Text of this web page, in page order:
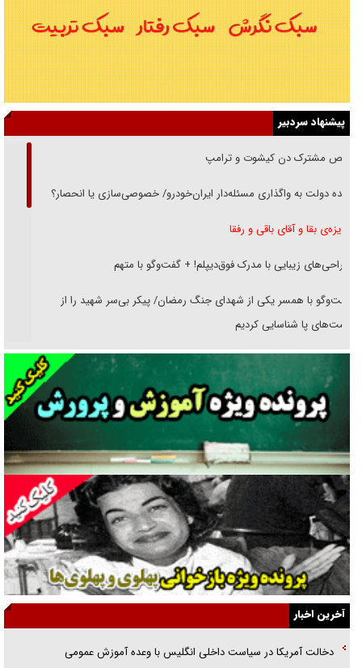
پیشنهاد سردبیر
رقص مشترک دن کیشوت و ترامپ
دنده دولت به واگذاری مسئله‌دار ایران‌خودرو/ خصوصی‌سازی یا انحصار؟
غریزه‌ی بقا و آقای باقی و رفقا
جراحی‌های زیبایی با مدرک فوق‌دیپلم! + گفت‌وگو با متهم
گفت‌وگو با همسر یکی از شهدای جنگ رمضان/ پیکر بی‌سر شهید را از
انگشت‌های پا شناسایی کردیم
نسلی که آنلاین الگو می‌گیرد
گفت‌وگو با آیت‌الله جاودان/ جفای مخالفان مکانت معنوی رهبر شهید را
ارتقا می‌داد
راننده مست به قانون می‌خندد
همه آقای دوربینی شده‌ایم!
قصه ناتمام سرویس مدارس
آیا مقاومت فلسطین خلع‌سلاح می‌شود؟
الگوی وحدت‌آفرین در ادراک سیاست خارجی
گفتگوی دکتر اخوان مدیرمسئول روزنامه جوان با برنامه تلویزیونی «نبرد
هرمز»
آخرین اخبار
دخالت آمریکا در سیاست داخلی انگلیس با وعده آموزش عمومی